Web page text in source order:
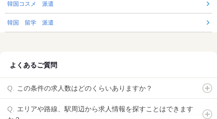
韓国コスメ 派遣
韓国 留学 派遣
よくあるご質問
この条件の求人数はどのくらいありますか？
エリアや路線、駅周辺から求人情報を探すことはできます